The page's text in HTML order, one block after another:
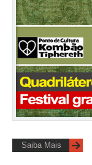
Saiba Mais